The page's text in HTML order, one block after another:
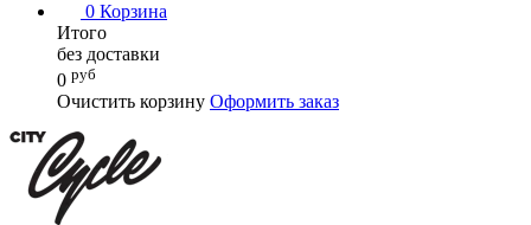
0 Корзина
Итого
без доставки
0 руб
Очистить корзину Оформить заказ